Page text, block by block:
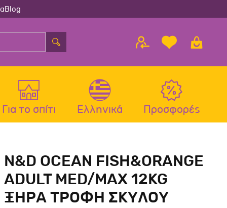
Blog
Μπολ-Ταιστρες-Ποτίστρες Σκύλου
Περιλαίμια Σκύλου
Σαμαράκια Σκύλου
Μπολ-Ταιστρες-Ποτίστρες Γάτας
Περιλαίμια-Σαμαράκια Γάτας
Παιχνίδια Γάτας
Για το σπίτι Ελληνικά Προσφορές
N&D OCEAN FISH&ORANGE
ADULT MED/MAX 12KG
ΞΗΡΑ ΤΡΟΦΗ ΣΚΥΛΟΥ